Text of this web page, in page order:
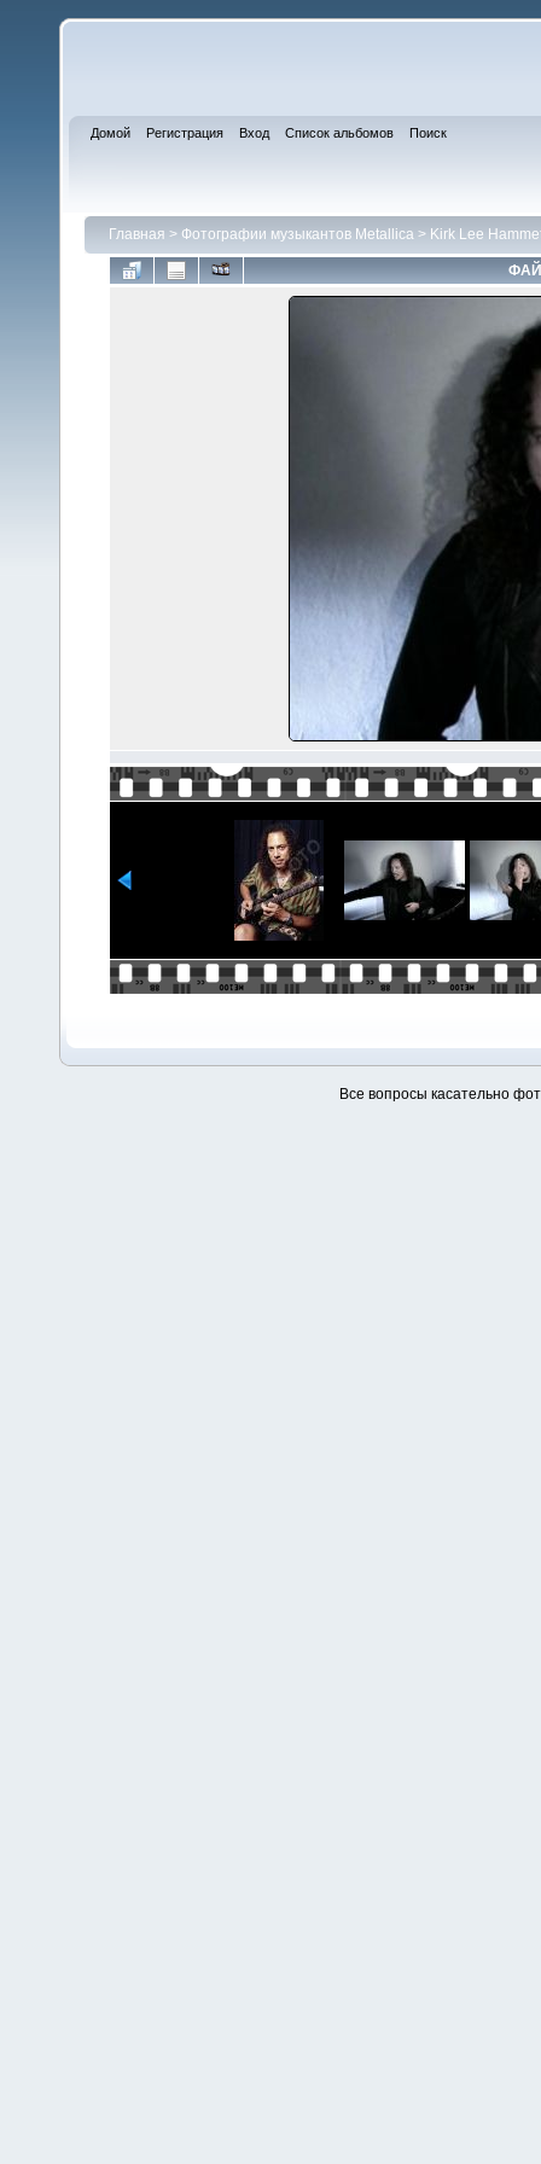
Домой Регистрация Вход Список альбомов Поиск
Главная > Фотографии музыкантов Metallica > Kirk Lee
Все вопросы касательно